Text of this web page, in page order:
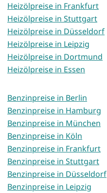
Heizölpreise in Frankfurt
Heizölpreise in Stuttgart
Heizölpreise in Düsseldorf
Heizölpreise in Leipzig
Heizölpreise in Dortmund
Heizölpreise in Essen
Benzinpreise in Berlin
Benzinpreise in Hamburg
Benzinpreise in München
Benzinpreise in Köln
Benzinpreise in Frankfurt
Benzinpreise in Stuttgart
Benzinpreise in Düsseldorf
Benzinpreise in Leipzig